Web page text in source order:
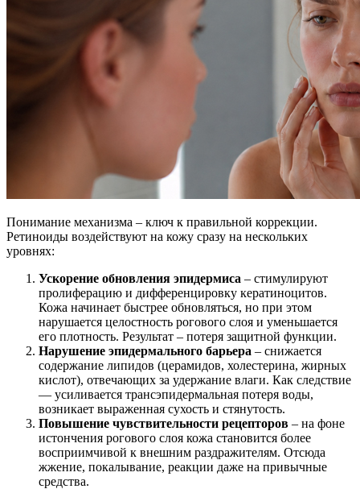
Понимание механизма – ключ к правильной коррекции.
Ретиноиды воздействуют на кожу сразу на нескольких
уровнях:
Ускорение обновления эпидермиса – стимулируют
пролиферацию и дифференцировку кератиноцитов.
Кожа начинает быстрее обновляться, но при этом
нарушается целостность рогового слоя и уменьшается
его плотность. Результат – потеря защитной функции.
Нарушение эпидермального барьера – снижается
содержание липидов (церамидов, холестерина, жирных
кислот), отвечающих за удержание влаги. Как следствие
— усиливается трансэпидермальная потеря воды,
возникает выраженная сухость и стянутость.
Повышение чувствительности рецепторов – на фоне
истончения рогового слоя кожа становится более
восприимчивой к внешним раздражителям. Отсюда
жжение, покалывание, реакции даже на привычные
средства.